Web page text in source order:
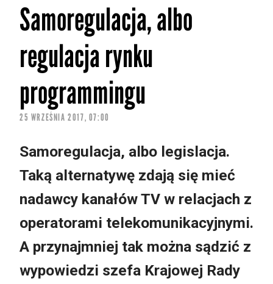
Samoregulacja, albo
regulacja rynku
programmingu
25 WRZEŚNIA 2017, 07:00
Samoregulacja, albo legislacja.
Taką alternatywę zdają się mieć
nadawcy kanałów TV w relacjach z
operatorami telekomunikacyjnymi.
A przynajmniej tak można sądzić z
wypowiedzi szefa Krajowej Rady